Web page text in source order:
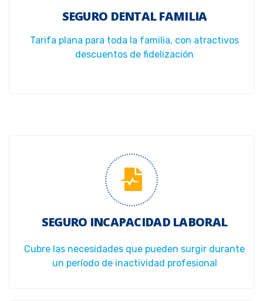
SEGURO DENTAL FAMILIA
Tarifa plana para toda la familia, con atractivos
descuentos de fidelización
SEGURO INCAPACIDAD LABORAL
Cubre las necesidades que pueden surgir durante
un período de inactividad profesional